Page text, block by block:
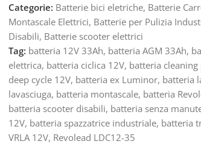
Categorie: Batterie bici eletriche, Batterie
Montascale Elettrici, Batterie per Pulizia
Disabili, Batterie scooter elettrici
Tag: batteria 12V 33Ah, batteria AGM 33Ah,
elettrica, batteria ciclica 12V, batteria
deep cycle 12V, batteria ex Luminor, batteria
lavasciuga, batteria montascale, batteria
batteria scooter disabili, batteria senza
12V, batteria spazzatrice industriale, batteria
VRLA 12V, Revolead LDC12-35